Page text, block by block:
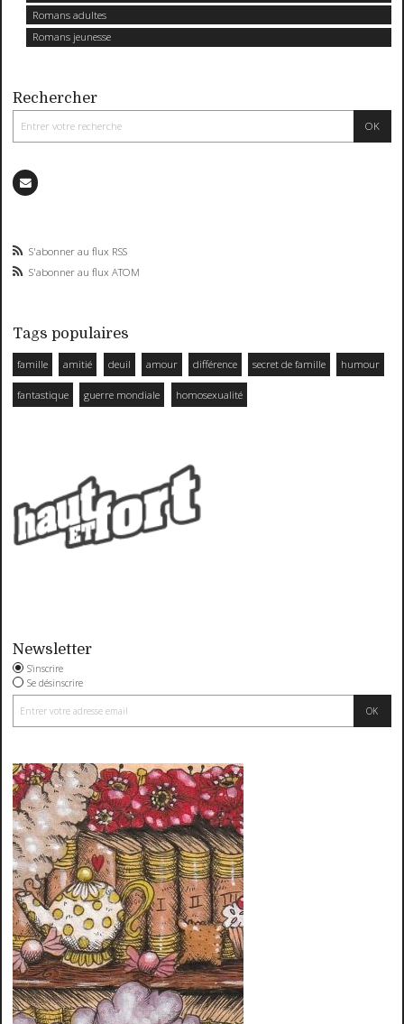
Romans adultes
Romans jeunesse
Rechercher
S'abonner au flux RSS
S'abonner au flux ATOM
Tags populaires
famille amitié deuil amour différence secret de famille humour
fantastique guerre mondiale homosexualité
Newsletter
S'inscrire
Se désinscrire